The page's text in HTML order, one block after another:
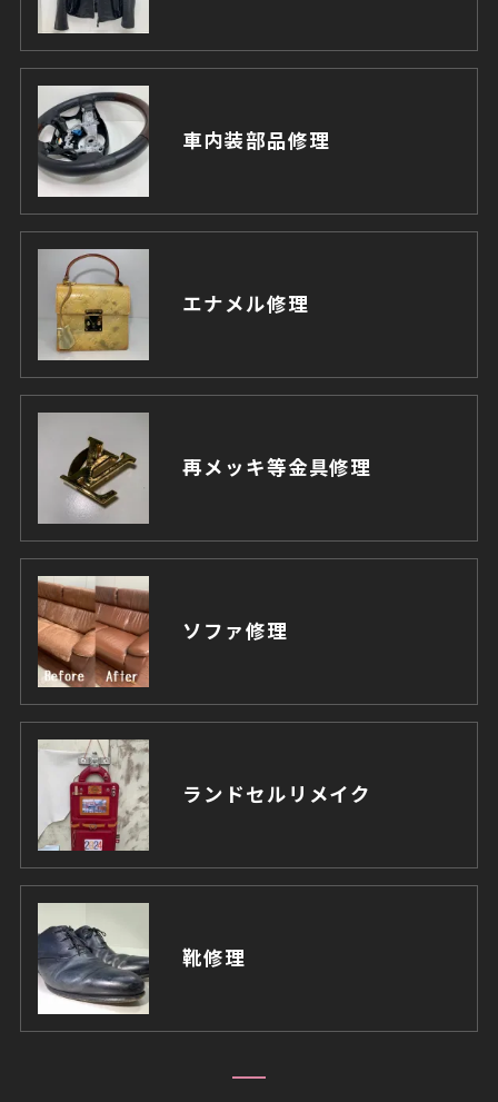
車内装部品修理
エナメル修理
再メッキ等金具修理
ソファ修理
ランドセルリメイク
靴修理